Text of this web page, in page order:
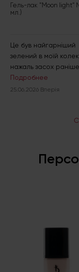
Гель-лак "Moon light"
мл.)
Це був найгарніший
зелений в моїй
нажаль засох
використала весь,
більше не можна
Подробнее
25.06.2026 Влерія